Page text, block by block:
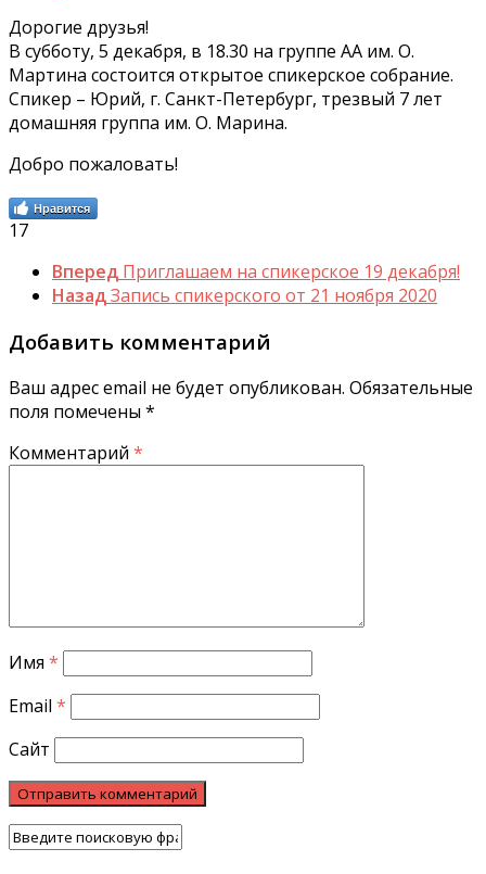
Дорогие друзья!
В субботу, 5 декабря, в 18.30 на группе АА им. О.
Мартина состоится открытое спикерское собрание.
Спикер – Юрий, г. Санкт-Петербург, трезвый 7 лет
домашняя группа им. О. Марина.
Добро пожаловать!
Нравится
17
Вперед Приглашаем на спикерское 19 декабря!
НазадЗапись спикерского от 21 ноября 2020
Добавить комментарий
Ваш адрес email не будет опубликован. Обязательные
поля помечены *
Комментарий *
Имя *
Email *
Сайт